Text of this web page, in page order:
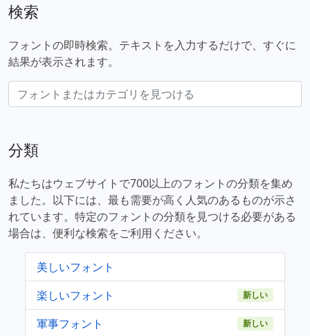
検索
フォントの即時検索。テキストを入力するだけで、すぐに
結果が表示されます。
分類
私たちはウェブサイトで700以上のフォントの分類を集め
ました。以下には、最も需要が高く人気のあるものが示さ
れています。特定のフォントの分類を見つける必要がある
場合は、便利な検索をご利用ください。
美しいフォント
楽しいフォント
新しい
軍事フォント 新しい